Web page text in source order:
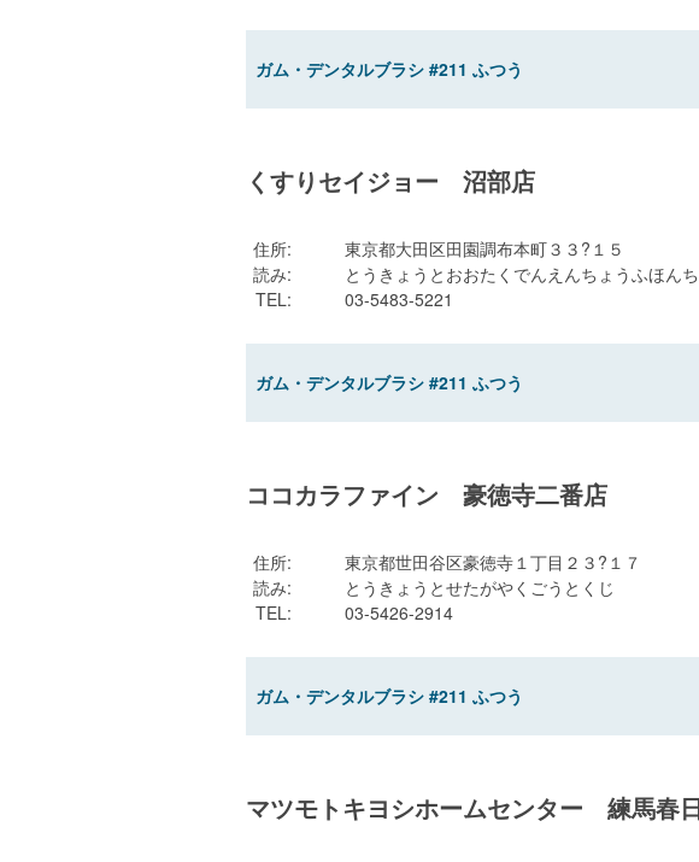
ガム・デンタルブラシ #211 ふつう
くすりセイジョー 沼部店
住所:
東京都大田区田園調布本町３３?１５
読み:
とうきょうとおおたくでんえんちょうふほん
TEL: 03-5483-5221
ガム・デンタルブラシ #211 ふつう
ココカラファイン 豪徳寺二番店
住所:
東京都世田谷区豪徳寺１丁目２３?１７
読み:
とうきょうとせたがやくごうとくじ
TEL: 03-5426-2914
ガム・デンタルブラシ #211 ふつう
マツモトキヨシホームセンター 練馬春